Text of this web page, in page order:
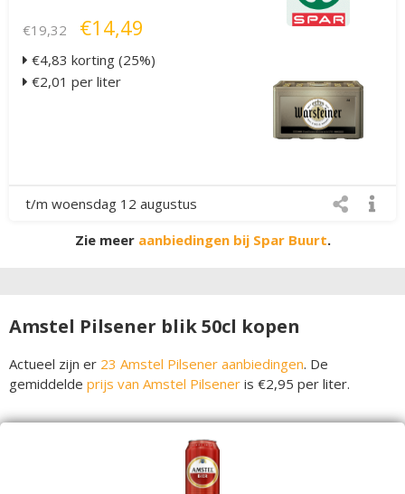
€19,32 €14,49
€4,83 korting (25%)
€2,01 per liter
t/m woensdag 12 augustus
Zie meer aanbiedingen bij Spar Buurt.
Amstel Pilsener blik 50cl kopen
Actueel zijn er 23 Amstel Pilsener aanbiedingen. De
gemiddelde prijs van Amstel Pilsener is €2,95 per liter.